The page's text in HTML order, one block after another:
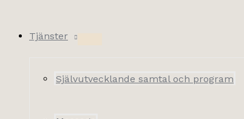
Tjänster
Självutvecklande samtal och program